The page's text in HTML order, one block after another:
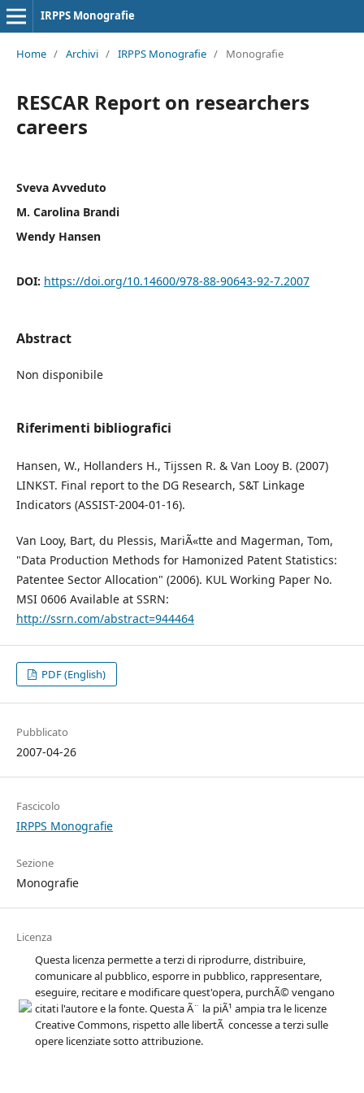
IRPPS Monografie
Home / Archivi / IRPPS Monografie / Monografie
RESCAR Report on researchers
careers
Sveva Avveduto
M. Carolina Brandi
Wendy Hansen
DOI: https://doi.org/10.14600/978-88-90643-92-7.2007
Abstract
Non disponibile
Riferimenti bibliografici
Hansen, W., Hollanders H., Tijssen R. & Van Looy B. (2007)
LINKST. Final report to the DG Research, S&T Linkage
Indicators (ASSIST-2004-01-16).
Van Looy, Bart, du Plessis, MariÃ«tte and Magerman, Tom,
"Data Production Methods for Hamonized Patent Statistics:
Patentee Sector Allocation" (2006). KUL Working Paper No.
MSI 0606 Available at SSRN:
http://ssrn.com/abstract=944464
PDF (English)
Pubblicato
2007-04-26
Fascicolo
IRPPS Monografie
Sezione
Monografie
Licenza
Questa licenza permette a terzi di riprodurre, distribuire,
comunicare al pubblico, esporre in pubblico, rappresentare,
eseguire, recitare e modificare quest'opera, purchÃ© vengano
citati l'autore e la fonte. Questa Ã¨ la piÃ¹ ampia tra le licenze
Creative Commons, rispetto alle libertÃ concesse a terzi sulle
opere licenziate sotto attribuzione.